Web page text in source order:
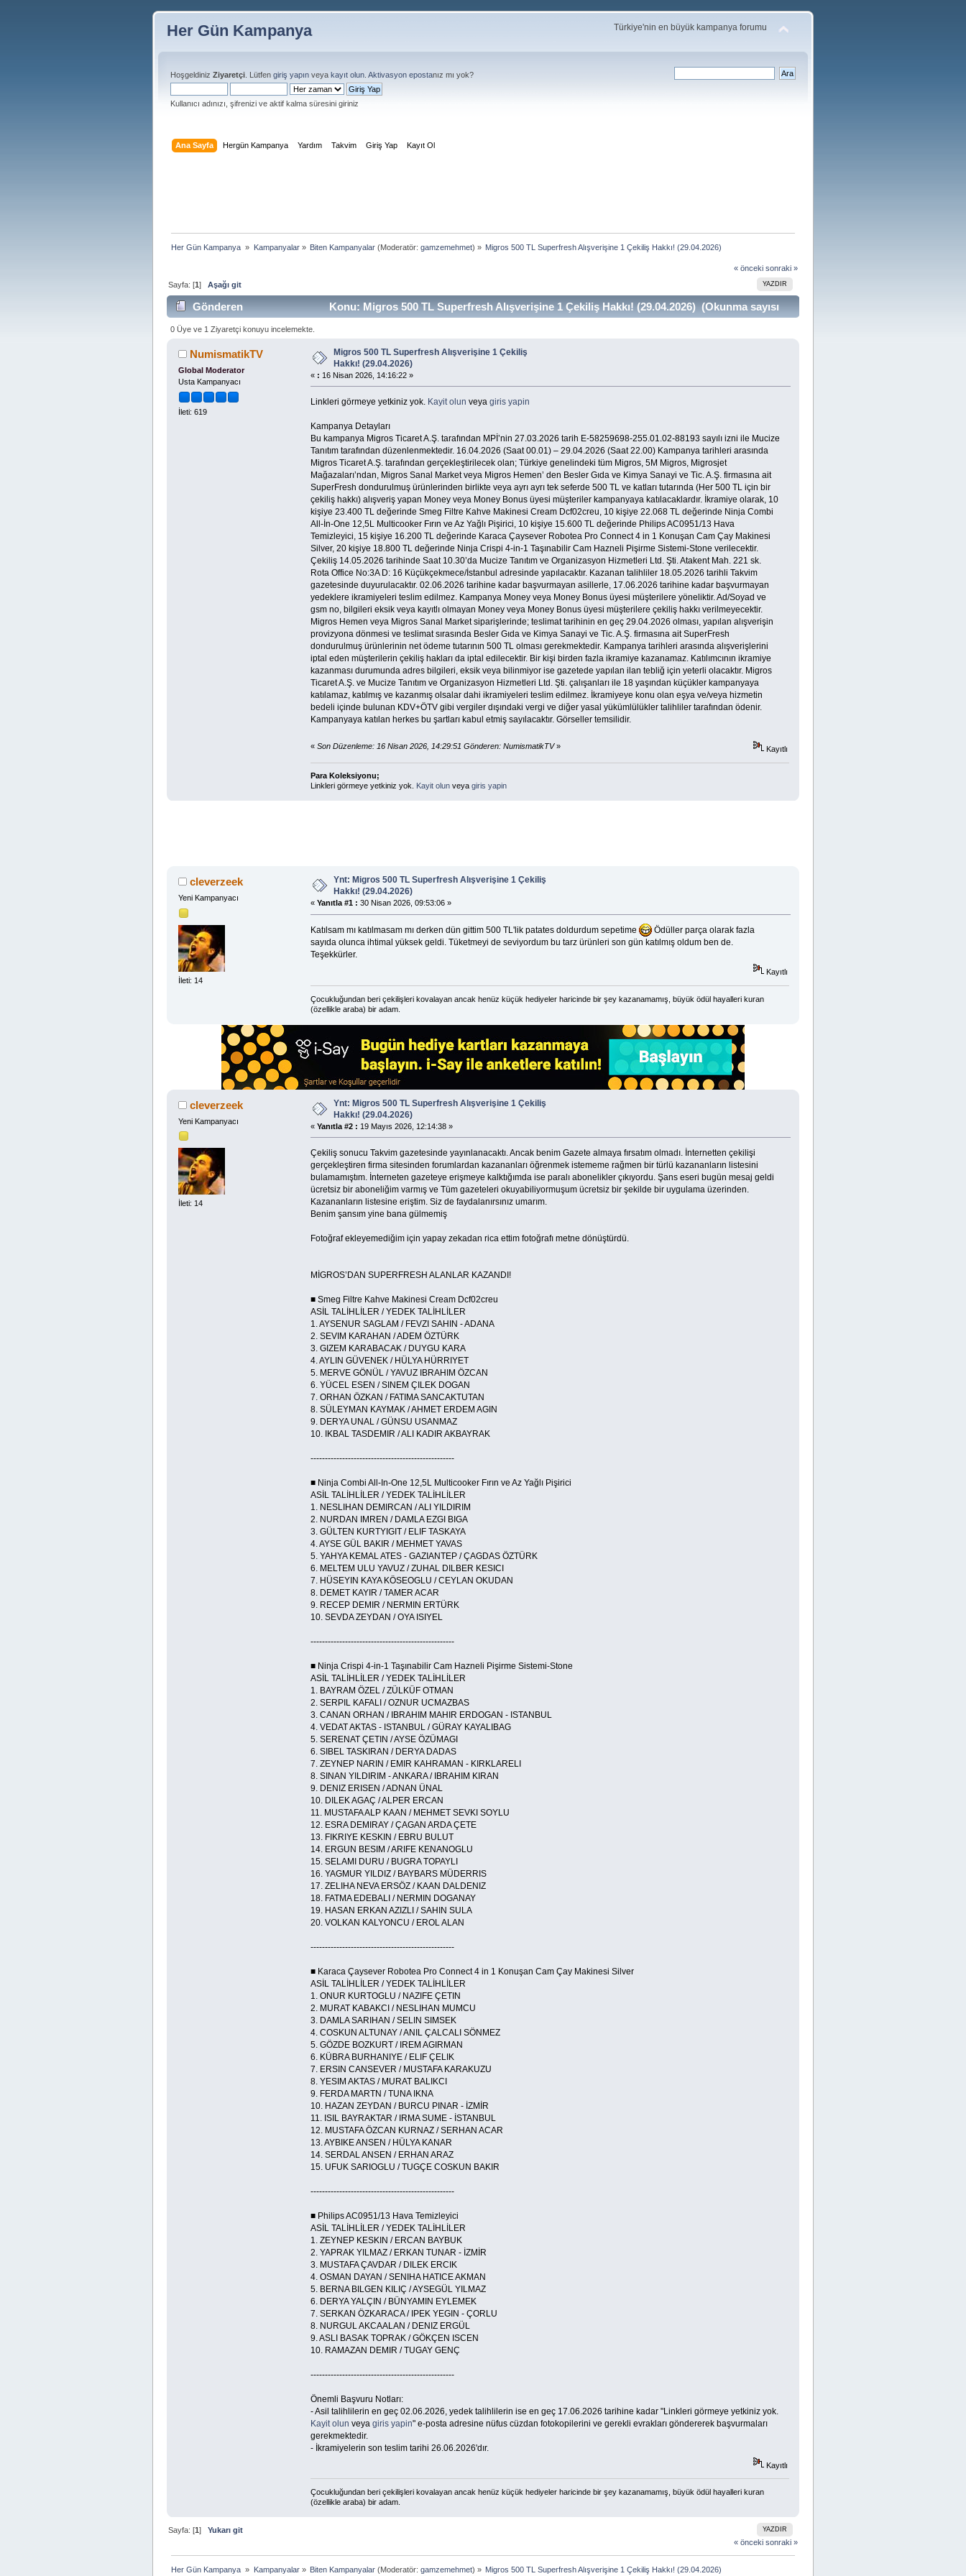
Her Gün Kampanya Türkiye'nin en büyük kampanya forumu
Hoşgeldiniz Ziyaretçi . Lütfen giriş yapın veya kayıt olun Aktivasyon epostanız mı yok?
Kullanıcı adınızı, şifrenizi ve aktif kalma süresini giriniz
Ana Sayfa Hergün Kampanya Yardım Takvim Giriş Yap Kayıt Ol
Her Gün Kampanya » Kampanyalar» Biten Kampanyalar(Moderatör: gamzemehmet) » Migros 500 TL Superfresh Alışverişine 1 Çekiliş Hakkı! (29.04.2026)
« önceki sonraki »
YAZDIR
Sayfa: [1]Aşağı git
Gönderen
Konu: Migros 500 TL Superfresh Alışverişine 1 Çekiliş Hakkı! (29.04.2026) (Okunma sayısı
4832 defa)
0 Üye ve 1 Ziyaretçi konuyu incelemekte.
NumismatikTV
Global Moderator
Usta Kampanyacı
İleti: 619
Migros 500 TL Superfresh Alışverişine 1 Çekiliş
Hakkı! (29.04.2026)
« : 16 Nisan 2026, 14:16:22 »
Linkleri görmeye yetkiniz yok. Kayit olun veya giris yapin
Kampanya Detayları
Bu kampanya Migros Ticaret A.Ş. tarafından MPİ’nin 27.03.2026 tarih E-58259698-255.01.02-88193 sayılı izni ile Mucize
Tanıtım tarafından düzenlenmektedir. 16.04.2026 (Saat 00.01) – 29.04.2026 (Saat 22.00) Kampanya tarihleri arasında
Migros Ticaret A.Ş. tarafından gerçekleştirilecek olan; Türkiye genelindeki tüm Migros, 5M Migros, Migrosjet
Mağazaları’ndan, Migros Sanal Market veya Migros Hemen’ den Besler Gıda ve Kimya Sanayi ve Tic. A.Ş. firmasına ait
SuperFresh dondurulmuş ürünlerinden birlikte veya ayrı ayrı tek seferde 500 TL ve katları tutarında (Her 500 TL için bir
çekiliş hakkı) alışveriş yapan Money veya Money Bonus üyesi müşteriler kampanyaya katılacaklardır. İkramiye olarak, 10
kişiye 23.400 TL değerinde Smeg Filtre Kahve Makinesi Cream Dcf02creu, 10 kişiye 22.068 TL değerinde Ninja Combi
All-İn-One 12,5L Multicooker Fırın ve Az Yağlı Pişirici, 10 kişiye 15.600 TL değerinde Philips AC0951/13 Hava
Temizleyici, 15 kişiye 16.200 TL değerinde Karaca Çaysever Robotea Pro Connect 4 in 1 Konuşan Cam Çay Makinesi
Silver, 20 kişiye 18.800 TL değerinde Ninja Crispi 4-in-1 Taşınabilir Cam Hazneli Pişirme Sistemi-Stone verilecektir.
Çekiliş 14.05.2026 tarihinde Saat 10.30’da Mucize Tanıtım ve Organizasyon Hizmetleri Ltd. Şti. Atakent Mah. 221 sk.
Rota Office No:3A D: 16 Küçükçekmece/İstanbul adresinde yapılacaktır. Kazanan talihliler 18.05.2026 tarihli Takvim
gazetesinde duyurulacaktır. 02.06.2026 tarihine kadar başvurmayan asillerle, 17.06.2026 tarihine kadar başvurmayan
yedeklere ikramiyeleri teslim edilmez. Kampanya Money veya Money Bonus üyesi müşterilere yöneliktir. Ad/Soyad ve
gsm no, bilgileri eksik veya kayıtlı olmayan Money veya Money Bonus üyesi müşterilere çekiliş hakkı verilmeyecektir.
Migros Hemen veya Migros Sanal Market siparişlerinde; teslimat tarihinin en geç 29.04.2026 olması, yapılan alışverişin
provizyona dönmesi ve teslimat sırasında Besler Gıda ve Kimya Sanayi ve Tic. A.Ş. firmasına ait SuperFresh
dondurulmuş ürünlerinin net ödeme tutarının 500 TL olması gerekmektedir. Kampanya tarihleri arasında alışverişlerini
iptal eden müşterilerin çekiliş hakları da iptal edilecektir. Bir kişi birden fazla ikramiye kazanamaz. Katılımcının ikramiye
kazanması durumunda adres bilgileri, eksik veya bilinmiyor ise gazetede yapılan ilan tebliğ için yeterli olacaktır. Migros
Ticaret A.Ş. ve Mucize Tanıtım ve Organizasyon Hizmetleri Ltd. Şti. çalışanları ile 18 yaşından küçükler kampanyaya
katılamaz, katılmış ve kazanmış olsalar dahi ikramiyeleri teslim edilmez. İkramiyeye konu olan eşya ve/veya hizmetin
bedeli içinde bulunan KDV+ÖTV gibi vergiler dışındaki vergi ve diğer yasal yükümlülükler talihliler tarafından ödenir.
Kampanyaya katılan herkes bu şartları kabul etmiş sayılacaktır. Görseller temsilidir.
« Son Düzenleme: 16 Nisan 2026, 14:29:51 Gönderen: NumismatikTV» Kayıtlı
Para Koleksiyonu;
Linkleri görmeye yetkiniz yok.
Kayit olunveya giris yapin
cleverzeek
Yeni Kampanyacı
İleti: 14
Ynt: Migros 500 TL Superfresh Alışverişine 1 Çekiliş
Hakkı! (29.04.2026)
« Yanıtla #1 : 30 Nisan 2026, 09:53:06 »
Katılsam mı katılmasam mı derken dün gittim 500 TL'lik patates doldurdum sepetime
Ödüller parça olarak fazla
sayıda olunca ihtimal yüksek geldi. Tüketmeyi de seviyordum bu tarz ürünleri son gün katılmış oldum ben de.
Teşekkürler.
Kayıtlı
Çocukluğundan beri çekilişleri kovalayan ancak henüz küçük hediyeler haricinde bir şey kazanamamış, büyük ödül hayalleri kuran
(özellikle araba) bir adam.
cleverzeek
Yeni Kampanyacı
İleti: 14
Ynt: Migros 500 TL Superfresh Alışverişine 1 Çekiliş
Hakkı! (29.04.2026)
« Yanıtla #2 : 19 Mayıs 2026, 12:14:38 »
Çekiliş sonucu Takvim gazetesinde yayınlanacaktı. Ancak benim Gazete almaya fırsatım olmadı. İnternetten çekilişi
gerçekleştiren firma sitesinden forumlardan kazananları öğrenmek istememe rağmen bir türlü kazananların listesini
bulamamıştım. İnterneten gazeteye erişmeye kalktığımda ise paralı abonelikler çıkıyordu. Şans eseri bugün mesaj geldi
ücretsiz bir aboneliğim varmış ve Tüm gazeteleri okuyabiliyormuşum ücretsiz bir şekilde bir uygulama üzerinden.
Kazananların listesine eriştim. Siz de faydalanırsınız umarım.
Benim şansım yine bana gülmemiş
Fotoğraf ekleyemediğim için yapay zekadan rica ettim fotoğrafı metne dönüştürdü.
MİGROS’DAN SUPERFRESH ALANLAR KAZANDI!
■ Smeg Filtre Kahve Makinesi Cream Dcf02creu
ASİL TALİHLİLER / YEDEK TALİHLİLER
1. AYSENUR SAGLAM / FEVZI SAHIN - ADANA
2. SEVIM KARAHAN / ADEM ÖZTÜRK
3. GIZEM KARABACAK / DUYGU KARA
4. AYLIN GÜVENEK / HÜLYA HÜRRIYET
5. MERVE GÖNÜL / YAVUZ IBRAHIM ÖZCAN
6. YÜCEL ESEN / SINEM ÇILEK DOGAN
7. ORHAN ÖZKAN / FATIMA SANCAKTUTAN
8. SÜLEYMAN KAYMAK / AHMET ERDEM AGIN
9. DERYA UNAL / GÜNSU USANMAZ
10. IKBAL TASDEMIR / ALI KADIR AKBAYRAK
--------------------------------------------------
■ Ninja Combi All-In-One 12,5L Multicooker Fırın ve Az Yağlı Pişirici
ASİL TALİHLİLER / YEDEK TALİHLİLER
1. NESLIHAN DEMIRCAN / ALI YILDIRIM
2. NURDAN IMREN / DAMLA EZGI BIGA
3. GÜLTEN KURTYIGIT / ELIF TASKAYA
4. AYSE GÜL BAKIR / MEHMET YAVAS
5. YAHYA KEMAL ATES - GAZIANTEP / ÇAGDAS ÖZTÜRK
6. MELTEM ULU YAVUZ / ZUHAL DILBER KESICI
7. HÜSEYIN KAYA KÖSEOGLU / CEYLAN OKUDAN
8. DEMET KAYIR / TAMER ACAR
9. RECEP DEMIR / NERMIN ERTÜRK
10. SEVDA ZEYDAN / OYA ISIYEL
--------------------------------------------------
■ Ninja Crispi 4-in-1 Taşınabilir Cam Hazneli Pişirme Sistemi-Stone
ASİL TALİHLİLER / YEDEK TALİHLİLER
1. BAYRAM ÖZEL / ZÜLKÜF OTMAN
2. SERPIL KAFALI / OZNUR UCMAZBAS
3. CANAN ORHAN / IBRAHIM MAHIR ERDOGAN - ISTANBUL
4. VEDAT AKTAS - ISTANBUL / GÜRAY KAYALIBAG
5. SERENAT ÇETIN / AYSE ÖZÜMAGI
6. SIBEL TASKIRAN / DERYA DADAS
7. ZEYNEP NARIN / EMIR KAHRAMAN - KIRKLARELI
8. SINAN YILDIRIM - ANKARA / IBRAHIM KIRAN
9. DENIZ ERISEN / ADNAN ÜNAL
10. DILEK AGAÇ / ALPER ERCAN
11. MUSTAFA ALP KAAN / MEHMET SEVKI SOYLU
12. ESRA DEMIRAY / ÇAGAN ARDA ÇETE
13. FIKRIYE KESKIN / EBRU BULUT
14. ERGUN BESIM / ARIFE KENANOGLU
15. SELAMI DURU / BUGRA TOPAYLI
16. YAGMUR YILDIZ / BAYBARS MÜDERRIS
17. ZELIHA NEVA ERSÖZ / KAAN DALDENIZ
18. FATMA EDEBALI / NERMIN DOGANAY
19. HASAN ERKAN AZIZLI / SAHIN SULA
20. VOLKAN KALYONCU / EROL ALAN
--------------------------------------------------
■ Karaca Çaysever Robotea Pro Connect 4 in 1 Konuşan Cam Çay Makinesi Silver
ASİL TALİHLİLER / YEDEK TALİHLİLER
1. ONUR KURTOGLU / NAZIFE ÇETIN
2. MURAT KABAKCI / NESLIHAN MUMCU
3. DAMLA SARIHAN / SELIN SIMSEK
4. COSKUN ALTUNAY / ANIL ÇALCALI SÖNMEZ
5. GÖZDE BOZKURT / IREM AGIRMAN
6. KÜBRA BURHANIYE / ELIF ÇELIK
7. ERSIN CANSEVER / MUSTAFA KARAKUZU
8. YESIM AKTAS / MURAT BALIKCI
9. FERDA MARTN / TUNA IKNA
10. HAZAN ZEYDAN / BURCU PINAR - İZMİR
11. ISIL BAYRAKTAR / IRMA SUME - İSTANBUL
12. MUSTAFA ÖZCAN KURNAZ / SERHAN ACAR
13. AYBIKE ANSEN / HÜLYA KANAR
14. SERDAL ANSEN / ERHAN ARAZ
15. UFUK SARIOGLU / TUGÇE COSKUN BAKIR
--------------------------------------------------
■ Philips AC0951/13 Hava Temizleyici
ASİL TALİHLİLER / YEDEK TALİHLİLER
1. ZEYNEP KESKIN / ERCAN BAYBUK
2. YAPRAK YILMAZ / ERKAN TUNAR - İZMİR
3. MUSTAFA ÇAVDAR / DILEK ERCIK
4. OSMAN DAYAN / SENIHA HATICE AKMAN
5. BERNA BILGEN KILIÇ / AYSEGÜL YILMAZ
6. DERYA YALÇIN / BÜNYAMIN EYLEMEK
7. SERKAN ÖZKARACA / IPEK YEGIN - ÇORLU
8. NURGUL AKCAALAN / DENIZ ERGÜL
9. ASLI BASAK TOPRAK / GÖKÇEN ISCEN
10. RAMAZAN DEMIR / TUGAY GENÇ
--------------------------------------------------
Önemli Başvuru Notları:
- Asil talihlilerin en geç 02.06.2026, yedek talihlilerin ise en geç 17.06.2026 tarihine kadar "Linkleri görmeye yetkiniz yok.
Kayit olun veya giris yapin" e-posta adresine nüfus cüzdan fotokopilerini ve gerekli evrakları göndererek başvurmaları
gerekmektedir.
- İkramiyelerin son teslim tarihi 26.06.2026'dır.
Kayıtlı
Çocukluğundan beri çekilişleri kovalayan ancak henüz küçük hediyeler haricinde bir şey kazanamamış, büyük ödül hayalleri kuran
(özellikle araba) bir adam.
YAZDIR
Sayfa: [1]Yukarı git
« önceki sonraki »
Her Gün Kampanya » Kampanyalar» Biten Kampanyalar(Moderatör: gamzemehmet) » Migros 500 TL Superfresh Alışverişine 1 Çekiliş Hakkı! (29.04.2026)